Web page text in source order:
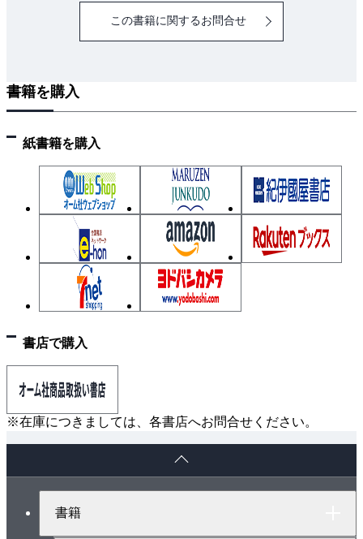
この書籍に関するお問合せ
書籍を購入
紙書籍を購入
書店で購入
※在庫につきましては、各書店へお問合せください。
書籍